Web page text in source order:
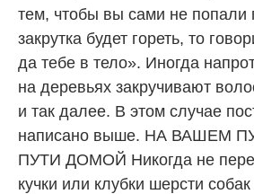
тем, чтобы вы сами не попали
закрутка будет гореть, то
да тебе в тело». Иногда
на деревьях закручивают
и так далее. В этом случае
написано выше. НА ВАШЕМ
ПУТИ ДОМОЙ Никогда не
кучки или клубки шерсти